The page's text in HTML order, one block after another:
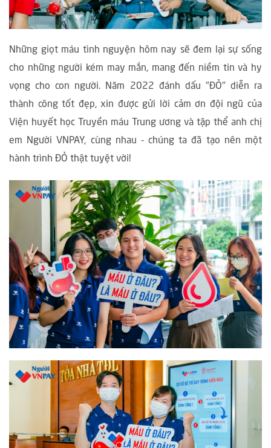
Những giọt máu tình nguyện hôm nay sẽ đem lại sự sống
cho những người kém may mắn, mang đến niềm tin và hy
vọng cho con người. Năm 2022 đánh dấu "ĐỎ" diễn ra
thành công tốt đẹp, xin được gửi lời cảm ơn đội ngũ của
Viện huyết học Truyền máu Trung ương và tập thể anh chị
em Người VNPAY, cùng nhau - chúng ta đã tạo nên một
hành trình ĐỎ thật tuyệt vời!